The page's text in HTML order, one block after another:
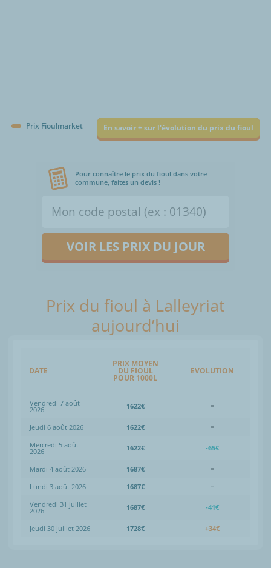
Prix Fioulmarket En savoir + sur l'évolution du prix du fioul
Pour connaître le prix du fioul dans votre
commune, faites un devis !
VOIR LES PRIX DU JOUR
Prix du fioul à Lalleyriat
aujourd’hui
DATE
PRIX MOYEN
DU FIOUL
POUR 1000L
EVOLUTION
Vendredi 7 août
2026 1622€ =
Jeudi 6 août 2026 1622€
=
Mercredi 5 août
2026 1622€ -65€
Mardi 4 août 2026 1687€
=
Lundi 3 août 2026
1687€
=
Vendredi 31 juillet
2026 1687€ -41€
Jeudi 30 juillet 2026 1728€ +34€